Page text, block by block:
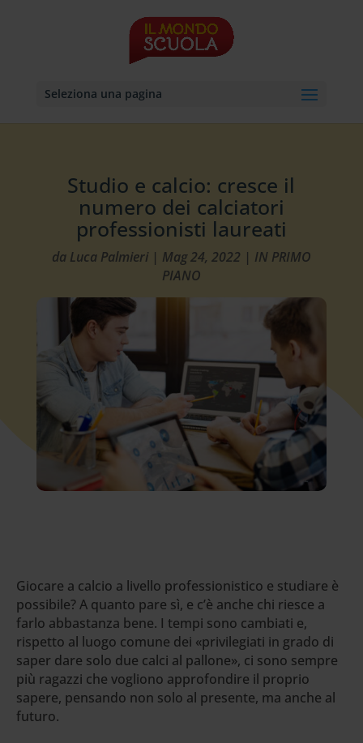
Seleziona una pagina
Studio e calcio: cresce il
numero dei calciatori
professionisti laureati
da Luca Palmieri| Mag 24, 2022 | IN PRIMO
PIANO
Giocare a calcio a livello professionistico e studiare è
possibile? A quanto pare sì, e c’è anche chi riesce a
farlo abbastanza bene. I tempi sono cambiati e,
rispetto al luogo comune dei «privilegiati in grado di
saper dare solo due calci al pallone», ci sono sempre
più ragazzi che vogliono approfondire il proprio
sapere, pensando non solo al presente, ma anche al
futuro.